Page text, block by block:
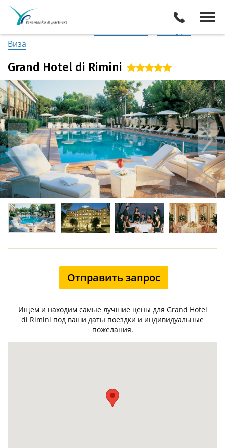
Италия
Виза
Grand Hotel di Rimini
Отправить запрос
Ищем и находим самые лучшие цены для Grand Hotel
di Rimini под ваши даты поездки и индивидуальные
пожелания.